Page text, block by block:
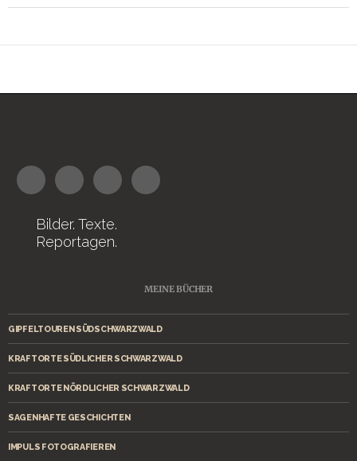
Bilder. Texte.
Reportagen.
MEINE BÜCHER
GIPFELTOUREN SÜDSCHWARZWALD
KRAFTORTE SÜDLICHER SCHWARZWALD
KRAFTORTE NÖRDLICHER SCHWARZWALD
SAGENHAFTE GESCHICHTEN
IMPULS FOTOGRAFIEREN